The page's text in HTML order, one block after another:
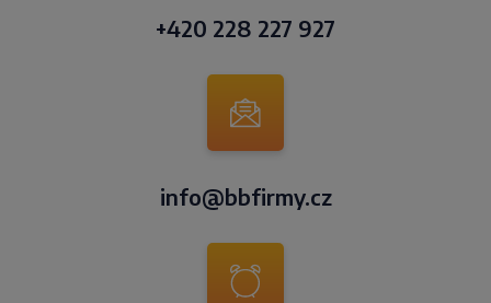
+420 228 227 927
info@bbfirmy.cz